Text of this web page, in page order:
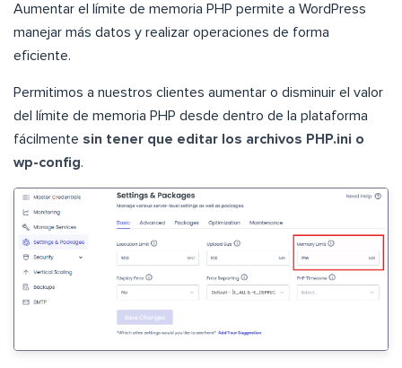
Aumentar el límite de memoria PHP permite a WordPress
manejar más datos y realizar operaciones de forma
eficiente.
Permitimos a nuestros clientes aumentar o disminuir el valor
del límite de memoria PHP desde dentro de la plataforma
fácilmente sin tener que editar los archivos PHP.ini o
wp-config.